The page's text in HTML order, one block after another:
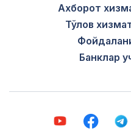
Ахборот
Тўлов
Банклар